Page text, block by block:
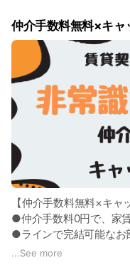
だし、どこに相談するのが
がイチからサポートを致しま
住宅ローンだけの問題では
ースも多い為、各専門家との
で問題解決に挑みます。 一日も早
いご相談が、その後のカギ
ますので、お早目に信頼で
仲介手数料無料×キャ
【仲介手数料無料×キャ
●仲介手数料0円で、家
●ラインで完結可能なお
●キャッシュバック付き
...See more